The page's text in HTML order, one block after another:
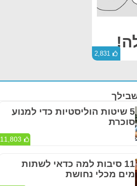
2,831
5 שיטות הוליסטיות כדי למנוע
סוכרת
11,803
11 סיבות למה כדאי לשתות
מים מכלי נחושת